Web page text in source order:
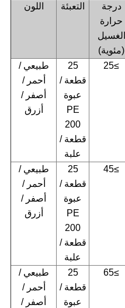
درجة
حرارة
الغسيل
(مئوية)
التعبئة اللون
≥25
25
قطعة /
عبوة
PE
200
قطعة /
علبة
طبيعي /
أحمر /
أصفر /
أزرق
≥45
25
قطعة /
عبوة
PE
200
قطعة /
علبة
طبيعي /
أحمر /
أصفر /
أزرق
≥65
25
قطعة /
عبوة
طبيعي /
أحمر /
أصفر /